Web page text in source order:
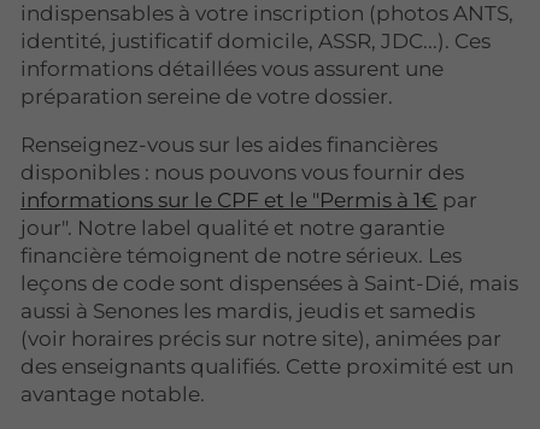
indispensables à votre inscription (photos ANTS,
identité, justificatif domicile, ASSR, JDC...). Ces
informations détaillées vous assurent une
préparation sereine de votre dossier.
Renseignez-vous sur les aides financières
disponibles : nous pouvons vous fournir des
informations sur le CPF et le "Permis à 1€ par
jour". Notre label qualité et notre garantie
financière témoignent de notre sérieux. Les
leçons de code sont dispensées à Saint-Dié, mais
aussi à Senones les mardis, jeudis et samedis
(voir horaires précis sur notre site), animées par
des enseignants qualifiés. Cette proximité est un
avantage notable.